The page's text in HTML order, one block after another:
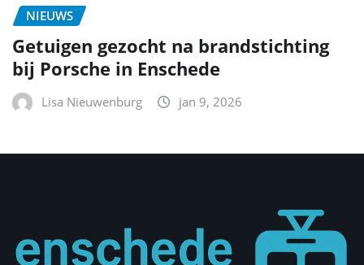
NIEUWS
Getuigen gezocht na brandstichting
bij Porsche in Enschede
Lisa Nieuwenburg jan 9, 2026